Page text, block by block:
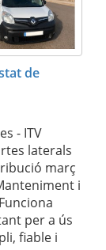
de
- ITV
laterals
març
i
per a ús
fiable i